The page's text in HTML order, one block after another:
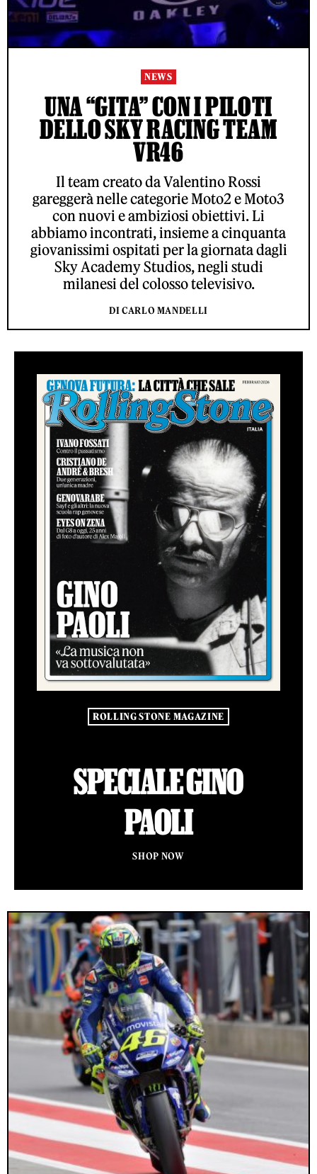
NEWS
UNA “GITA” CON I PILOTI
DELLO SKY RACING TEAM
VR46
Il team creato da Valentino Rossi
gareggerà nelle categorie Moto2 e Moto3
con nuovi e ambiziosi obiettivi. Li
abbiamo incontrati, insieme a cinquanta
giovanissimi ospitati per la giornata dagli
Sky Academy Studios, negli studi
milanesi del colosso televisivo.
DI CARLO MANDELLI
ROLLING STONE MAGAZINE
SPECIALE GINO
PAOLI
SHOP NOW